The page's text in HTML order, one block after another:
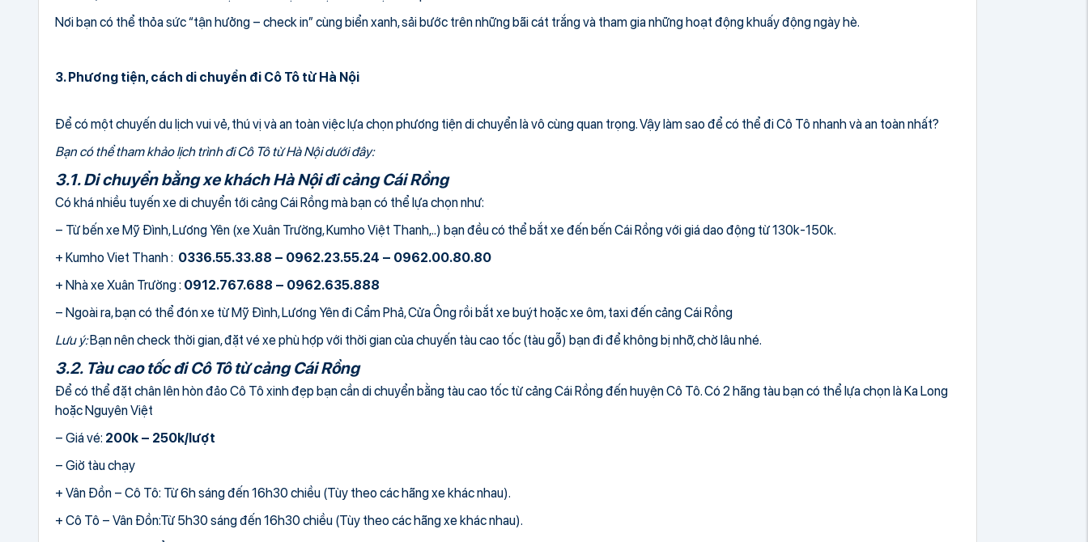
Nơi bạn có thể thỏa sức “tận hưởng – check in” cùng biển xanh, sải bước trên những bãi cát trắng và tham gia những hoạt động khuấy động ngày hè.
3. Phương tiện, cách di chuyển đi Cô Tô từ Hà Nội
Để có một chuyến du lịch vui vẻ, thú vị và an toàn việc lựa chọn phương tiện di chuyển là vô cùng quan trọng. Vậy làm sao để có thể đi Cô Tô nhanh và an toàn nhất?
Bạn có thể tham khảo lịch trình đi Cô Tô từ Hà Nội dưới đây:
3.1. Di chuyển bằng xe khách Hà Nội đi cảng Cái Rồng
Có khá nhiều tuyến xe di chuyển tới cảng Cái Rồng mà bạn có thể lựa chọn như:
– Từ bến xe Mỹ Đình, Lương Yên (xe Xuân Trường, Kumho Việt Thanh,..) bạn đều có thể bắt xe đến bến Cái Rồng với giá dao động từ 130k-150k.
+ Kumho Viet Thanh : 0336.55.33.88 – 0962.23.55.24 – 0962.00.80.80
+ Nhà xe Xuân Trường : 0912.767.688 – 0962.635.888
– Ngoài ra, bạn có thể đón xe từ Mỹ Đình, Lương Yên đi Cẩm Phả, Cửa Ông rồi bắt xe buýt hoặc xe ôm, taxi đến cảng Cái Rồng
Lưu ý:Bạn nên check thời gian, đặt vé xe phù hợp với thời gian của chuyến tàu cao tốc (tàu gỗ) bạn đi để không bị nhỡ, chờ lâu nhé.
3.2. Tàu cao tốc đi Cô Tô từ cảng Cái Rồng
Để có thể đặt chân lên hòn đảo Cô Tô xinh đẹp bạn cần di chuyển bằng tàu cao tốc từ cảng Cái Rồng đến huyện Cô Tô. Có 2 hãng tàu bạn có thể lựa chọn là Ka Long
hoặc Nguyên Việt
– Giá vé: 200k – 250k/lượt
– Giờ tàu chạy
+ Vân Đồn – Cô Tô: Từ 6h sáng đến 16h30 chiều (Tùy theo các hãng xe khác nhau).
+ Cô Tô – Vân Đồn:Từ 5h30 sáng đến 16h30 chiều (Tùy theo các hãng xe khác nhau).